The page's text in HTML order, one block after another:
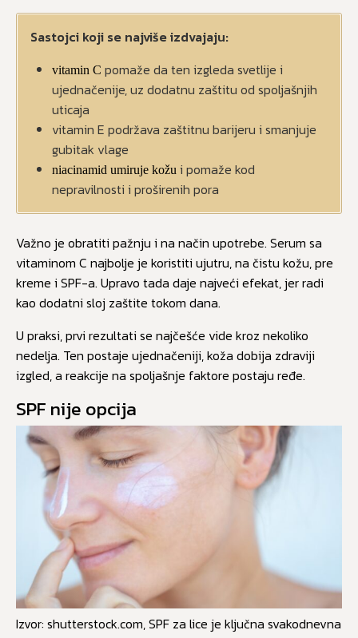
Sastojci koji se najviše izdvajaju:
vitamin C pomaže da ten izgleda svetlije i
ujednačenije, uz dodatnu zaštitu od spoljašnjih
uticaja
vitamin E podržava zaštitnu barijeru i smanjuje
gubitak vlage
niacinamid umiruje kožu i pomaže kod
nepravilnosti i proširenih pora
Važno je obratiti pažnju i na način upotrebe. Serum sa
vitaminom C najbolje je koristiti ujutru, na čistu kožu, pre
kreme i SPF-a. Upravo tada daje najveći efekat, jer radi
kao dodatni sloj zaštite tokom dana.
U praksi, prvi rezultati se najčešće vide kroz nekoliko
nedelja. Ten postaje ujednačeniji, koža dobija zdraviji
izgled, a reakcije na spoljašnje faktore postaju ređe.
SPF nije opcija
Izvor: shutterstock.com, SPF za lice je ključna svakodnevna